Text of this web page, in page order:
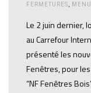
FERMETURES
Le 2 juin dernier,
au Carrefour
présenté les
Fenêtres, pour
“NF Fenêtres